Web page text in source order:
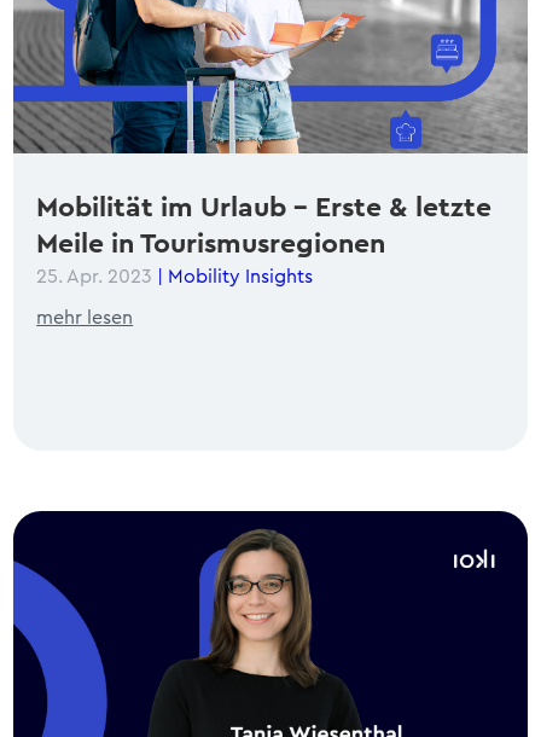
Mobilität im Urlaub – Erste & letzte
Meile in Tourismusregionen
25. Apr. 2023 Mobility Insights
mehr lesen